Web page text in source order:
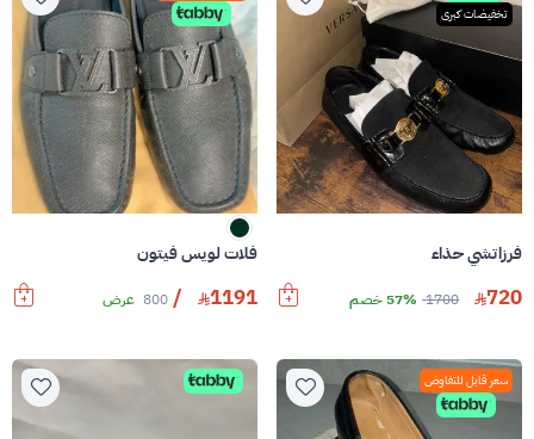
تخفيضات كبرى
فرزاتشي حذاء
720
1700 57% خصم
فلات لويس فيتون
1191
/
800 عرض
سعر قابل للتفاوض